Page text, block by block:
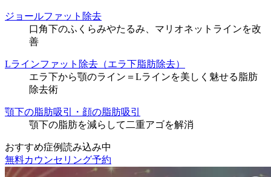
ジョールファット除去
口角下のふくらみやたるみ、マリオネットラインを改
善
Lラインファット除去（エラ下脂肪除去）
エラ下から顎のライン＝Lラインを美しく魅せる脂肪
除去術
顎下の脂肪吸引・顔の脂肪吸引
顎下の脂肪を減らして二重アゴを解消
おすすめ症例読み込み中
無料カウンセリング予約